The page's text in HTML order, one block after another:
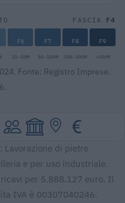
FASCIA F4
F6 F7 F8 F9
25-50M 50-100M 100-500M >500M
Fonte: Registro Imprese.
Lavorazione di pietre
e per uso industriale.
per 5.888.127 euro. Il
IVA è 00307040246.